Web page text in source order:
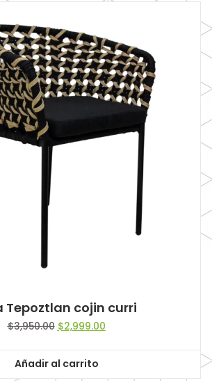
Tepoztlan cojin curri
$3,950.00 Original
$3,950.00.
$2,999.00Current
Añadir al carrito